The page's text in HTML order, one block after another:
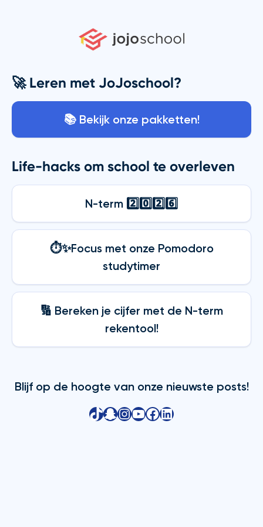
🚀 Leren met JoJoschool?
📚 Bekijk onze pakketten!
Life-hacks om school te overleven
N-term 2️⃣0️⃣2️⃣6️⃣
⏱️✨Focus met onze Pomodoro
studytimer
🔢 Bereken je cijfer met de N-term
rekentool!
Blijf op de hoogte van onze nieuwste posts!
TikTok
Snapchat
Instagram
YouTube
Facebook
LinkedIn